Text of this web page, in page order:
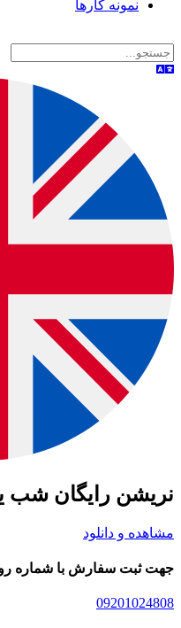
نمونه کارها
نریشن رایگان شب
مشاهده و دانلود
جهت ثبت سفارش با شماره رو
09201024808